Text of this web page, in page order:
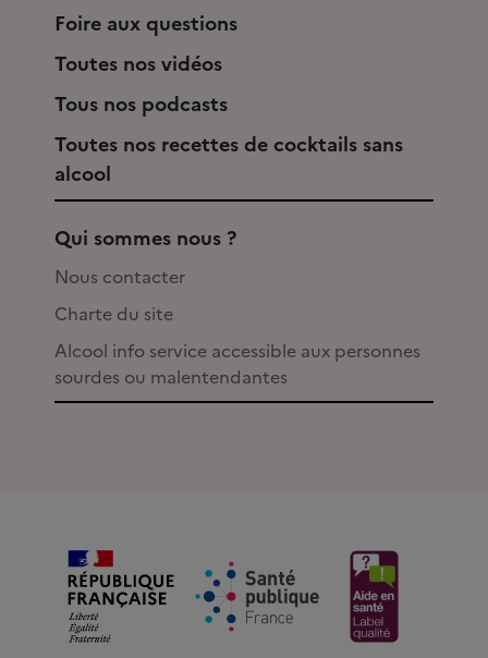
Foire aux questions
Toutes nos vidéos
Tous nos podcasts
Toutes nos recettes de cocktails sans
alcool
Qui sommes nous ?
Nous contacter
Charte du site
Alcool info service accessible aux personnes
sourdes ou malentendantes